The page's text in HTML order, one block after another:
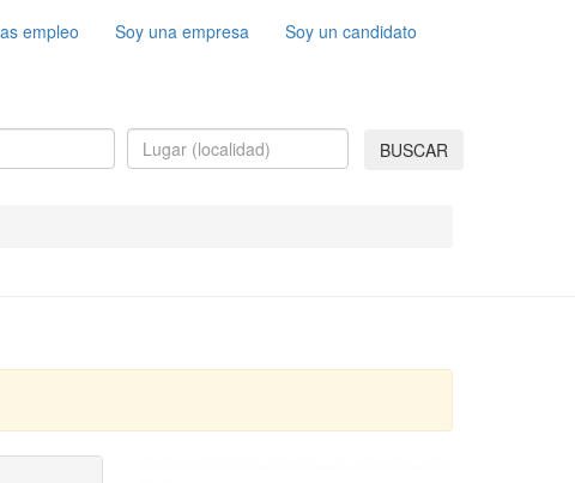
empleo Soy una empresa Soy un candidato
BUSCAR